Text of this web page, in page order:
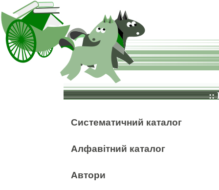
::
Систематичний каталог
Алфавітний каталог
Автори